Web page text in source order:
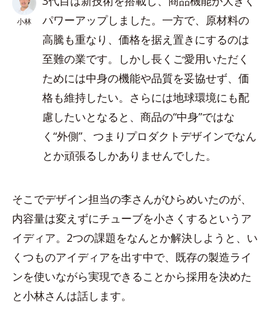
小林
パワーアップしました。一方で、原材料の
高騰も重なり、価格を据え置きにするのは
至難の業です。しかし長くご愛用いただく
ためには中身の機能や品質を妥協せず、価
格も維持したい。さらには地球環境にも配
慮したいとなると、商品の“中身”ではな
く“外側”、つまりプロダクトデザインでなん
とか頑張るしかありませんでした。
そこでデザイン担当の李さんがひらめいたのが、
内容量は変えずにチューブを小さくするというア
イディア。2つの課題をなんとか解決しようと、い
くつものアイディアを出す中で、既存の製造ライ
ンを使いながら実現できることから採用を決めた
と小林さんは話します。